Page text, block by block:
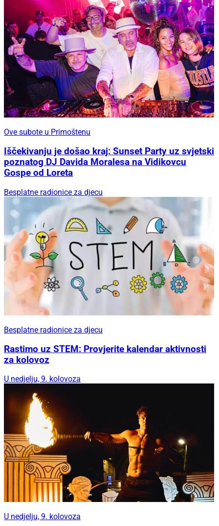
Ove subote u Primoštenu
Iščekivanju je došao kraj: Sunset Party uz svjetski
poznatog DJ Davida Moralesa na Vidikovcu
Gospe od Loreta
Besplatne radionice za djecu
Besplatne radionice za djecu
Rastimo uz STEM: Provjerite kalendar aktivnosti
za kolovoz
U nedjelju, 9. kolovoza
U nedjelju, 9. kolovoza